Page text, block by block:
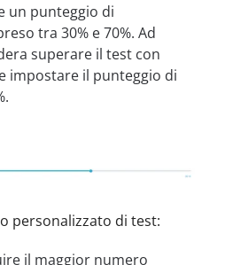
un punteggio di
tra 30% e 70%. Ad
superare il test con
impostare il punteggio di
personalizzato di test:
il maggior numero